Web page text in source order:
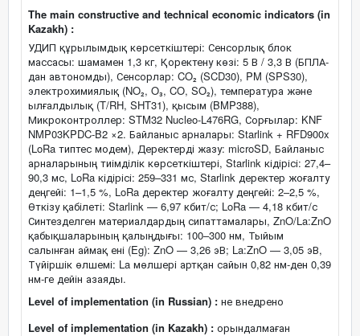
The main constructive and technical economic indicators (in
Kazakh) :
УДИП құрылымдық көрсеткіштері: Сенсорлық блок
массасы: шамамен 1,3 кг, Қоректену көзі: 5 В / 3,3 В (БПЛА-
дан автономды), Сенсорлар: CO₂ (SCD30), PM (SPS30),
электрохимиялық (NO₂, O₃, CO, SO₂), температура және
ылғалдылық (T/RH, SHT31), қысым (BMP388),
Микроконтроллер: STM32 Nucleo-L476RG, Сорғылар: KNF
NMP03KPDC-B2 ×2. Байланыс арналары: Starlink + RFD900x
(LoRa типтес модем), Деректерді жазу: microSD, Байланыс
арналарының тиімділік көрсеткіштері, Starlink кідірісі: 27,4–
90,3 мс, LoRa кідірісі: 259–331 мс, Starlink деректер жоғалту
деңгейі: 1–1,5 %, LoRa деректер жоғалту деңгейі: 2–2,5 %,
Өткізу қабілеті: Starlink — 6,97 кбит/с; LoRa — 4,18 кбит/с
Синтезделген материалдардың сипаттамалары, ZnO/La:ZnO
қабықшаларының қалыңдығы: 100–300 нм, Тыйым
салынған аймақ ені (Eg): ZnO — 3,26 эВ; La:ZnO — 3,05 эВ,
Түйіршік өлшемі: La мөлшері артқан сайын 0,82 нм-ден 0,39
нм-ге дейін азаяды.
Level of implementation (in Russian) : не внедрено
Level of implementation (in Kazakh) : орындалмаған